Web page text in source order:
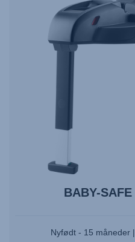
BABY-
Nyfødt - 15 måneder